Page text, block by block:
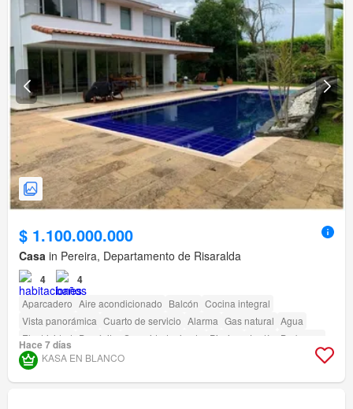
$ 1.100.000.000
Casa in Pereira, Departamento de Risaralda
4 4
Aparcadero Aire acondicionado Balcón Cocina integral
Vista panorámica Cuarto de servicio Alarma Gas natural Agua
Electricidad Depósito Seguridad privada Piscina Jardín Barbecue
Hace 7 días
KASA EN BLANCO